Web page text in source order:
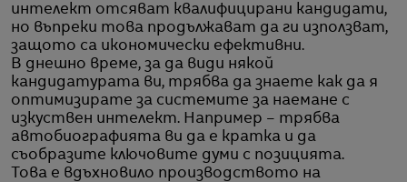
интелект отсяват квалифицирани кандидати,
но въпреки това продължават да ги използват,
защото са икономически ефективни.
В днешно време, за да види някой
кандидатурата ви, трябва да знаете как да я
оптимизирате за системите за наемане с
изкуствен интелект. Например – трябва
автобиографията ви да е кратка и да
съобразите ключовите думи с позицията.
Това е вдъхновило производството на